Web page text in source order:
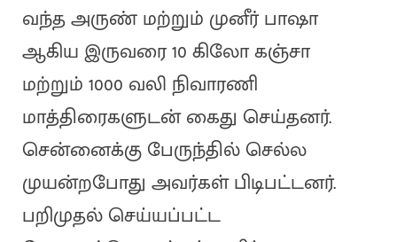
வந்த அருண் மற்றும் முனீர் பாஷா
ஆகிய இருவரை 10 கிலோ கஞ்சா
மற்றும் 1000 வலி நிவாரணி
மாத்திரைகளுடன் கைது செய்தனர்.
சென்னைக்கு பேருந்தில் செல்ல
முயன்றபோது அவர்கள் பிடிபட்டனர்.
பறிமுதல் செய்யப்பட்ட